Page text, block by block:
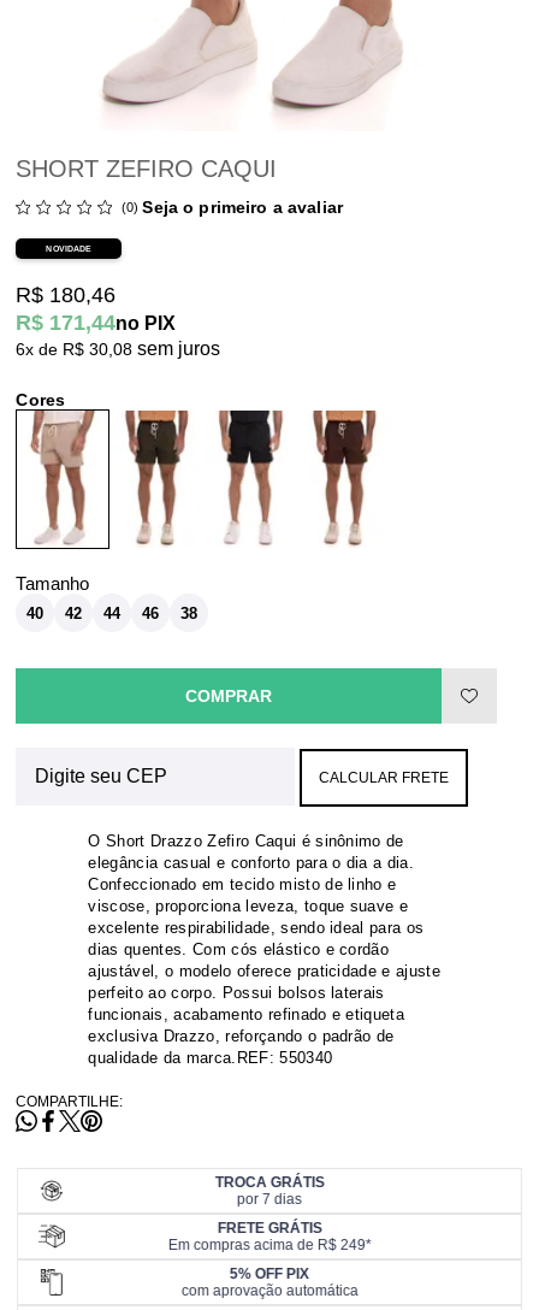
SHORT ZEFIRO CAQUI
(0) Seja o primeiro a avaliar
NOVIDADE
R$ 171,44no PIX
R$ 180,46
6x R$ 30,08sem juros
40 42 44 46 38
COMPRAR
CALCULAR FRETE
O Short Drazzo Zefiro Caqui é sinônimo de
elegância casual e conforto para o dia a dia.
Confeccionado em tecido misto de linho e
viscose, proporciona leveza, toque suave e
excelente respirabilidade, sendo ideal para os
dias quentes. Com cós elástico e cordão
ajustável, o modelo oferece praticidade e ajuste
perfeito ao corpo. Possui bolsos laterais
funcionais, acabamento refinado e etiqueta
exclusiva Drazzo, reforçando o padrão de
qualidade da marca.REF: 550340
COMPARTILHE:
TROCA GRÁTIS
por 7 dias
FRETE GRÁTIS
Em compras acima de R$ 249*
5% OFF PIX
com aprovação automática